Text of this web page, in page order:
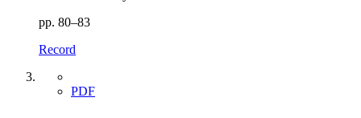
pp. 80–83
Record
PDF